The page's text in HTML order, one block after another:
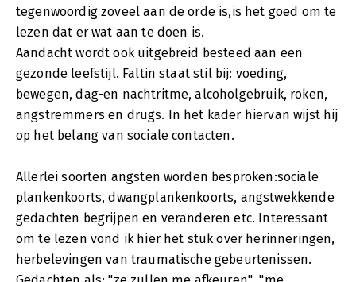
tegenwoordig zoveel aan de orde is,is het goed om te
lezen dat er wat aan te doen is.
Aandacht wordt ook uitgebreid besteed aan een
gezonde leefstijl. Faltin staat stil bij: voeding,
bewegen, dag-en nachtritme, alcoholgebruik, roken,
angstremmers en drugs. In het kader hiervan wijst hij
op het belang van sociale contacten.
Allerlei soorten angsten worden besproken:sociale
plankenkoorts, dwangplankenkoorts, angstwekkende
gedachten begrijpen en veranderen etc. Interessant
om te lezen vond ik hier het stuk over herinneringen,
herbelevingen van traumatische gebeurtenissen.